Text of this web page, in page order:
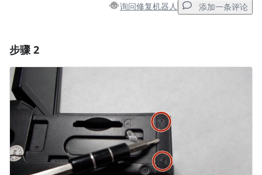
询问修复机器人 添加一条评论
添加评论
取消
步骤 2